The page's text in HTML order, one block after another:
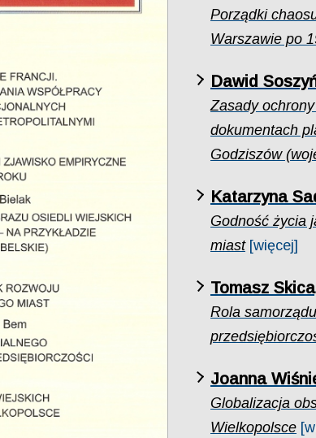
Porządki
Warszawie po
Dawid
Zasady
dokumentach
Godziszów
Katarzyna
Godność życia
miast [więcej]
Tomasz
Rola
Joanna
Globalizacja
Wielkopolsce